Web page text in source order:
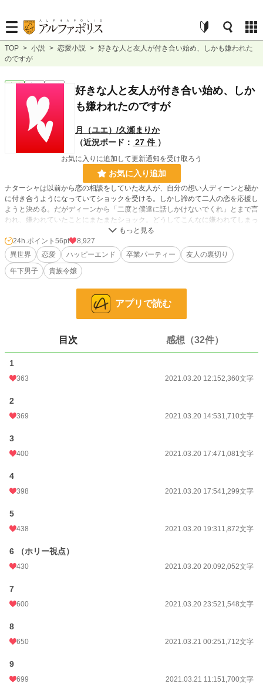
TOP > 小説 > 恋愛小説 > 好きな人と友人が付き合い始め、しかも嫌われた
のですが
恋愛 完結 短編
好きな人と友人が付き合い始め、しか
も嫌われたのですが
月（ユエ）/久瀬まりか
（近況ボード： 27 件 ）
お気に入りに追加して更新通知を受け取ろう
お気に入り追加
ナターシャは以前から恋の相談をしていた友人が、自分の想い人ディーンと秘か
に付き合うようになっていてショックを受ける。しかし諦めて二人の恋を応援し
ようと決める。だがディーンから「二度と僕達に話しかけないでくれ」とまで言
われ、嫌われていたことにまたまたショック。どうしてこんなに嫌われてしまっ
たのか？卒業パーティーのパートナーも決まっていないし、どうしたらいいの？
小説 15,329 位 / 228,837 件
恋愛 6,721 位 / 66,375 件
24,930
更新日時
初回公開日時
初回完結日時
週間ポイント
月間ポイント
24h.ポイント 56pt
8,927
異世界
恋愛 ハッピーエンド 卒業パーティー
友人の裏切り
年下男子
貴族令嬢
アプリで読む
目次 感想（32件）
1
363 2021.03.20 12:152,360文字
2
369 2021.03.20 14:531,710文字
3
400 2021.03.20 17:471,081文字
4
398 2021.03.20 17:541,299文字
5
438 2021.03.20 19:311,872文字
6 （ホリー視点）
430 2021.03.20 20:092,052文字
7
600 2021.03.20 23:521,548文字
8
650 2021.03.21 00:251,712文字
9
699 2021.03.21 11:151,700文字